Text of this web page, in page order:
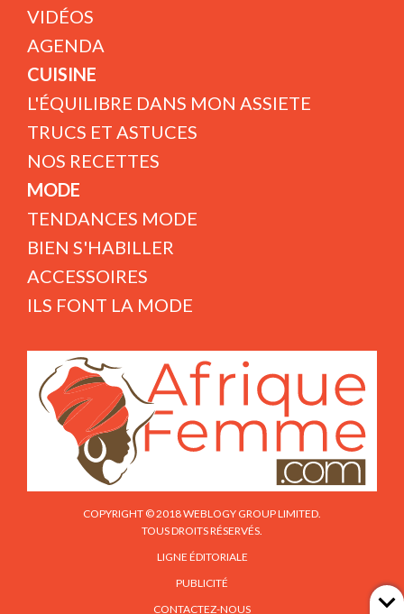
VIDÉOS
AGENDA
CUISINE
L'ÉQUILIBRE DANS MON ASSIETE
TRUCS ET ASTUCES
NOS RECETTES
MODE
TENDANCES MODE
BIEN S'HABILLER
ACCESSOIRES
ILS FONT LA MODE
COPYRIGHT © 2018 WEBLOGY GROUP LIMITED.
TOUS DROITS RÉSERVÉS.
LIGNE ÉDITORIALE
PUBLICITÉ
CONTACTEZ-NOUS